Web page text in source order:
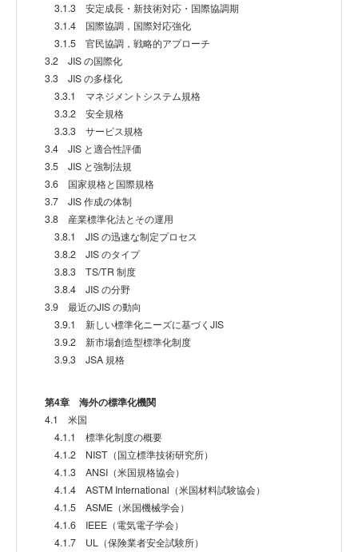
3.1.3 安定成長・新技術対応・国際協調期
3.1.4 国際協調，国際対応強化
3.1.5 官民協調，戦略的アプローチ
3.2 JIS の国際化
3.3 JIS の多様化
3.3.1 マネジメントシステム規格
3.3.2 安全規格
3.3.3 サービス規格
3.4 JIS と適合性評価
3.5 JIS と強制法規
3.6 国家規格と国際規格
3.7 JIS 作成の体制
3.8 産業標準化法とその運用
3.8.1 JIS の迅速な制定プロセス
3.8.2 JIS のタイプ
3.8.3 TS/TR 制度
3.8.4 JIS の分野
3.9 最近のJIS の動向
3.9.1 新しい標準化ニーズに基づくJIS
3.9.2 新市場創造型標準化制度
3.9.3 JSA 規格
第4章 海外の標準化機関
4.1 米国
4.1.1 標準化制度の概要
4.1.2 NIST（国立標準技術研究所）
4.1.3 ANSI（米国規格協会）
4.1.4 ASTM International（米国材料試験協会）
4.1.5 ASME（米国機械学会）
4.1.6 IEEE（電気電子学会）
4.1.7 UL（保険業者安全試験所）